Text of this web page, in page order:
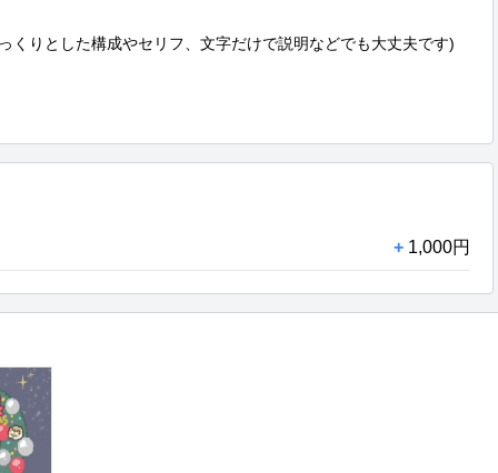
くりとした構成やセリフ、文字だけで説明などでも大丈夫です)
+ 1,000円